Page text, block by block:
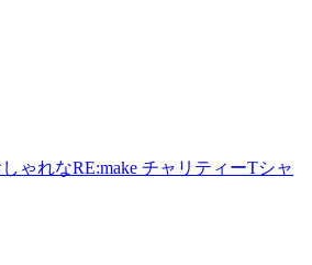
ゃれなRE:make チャリティーTシャ